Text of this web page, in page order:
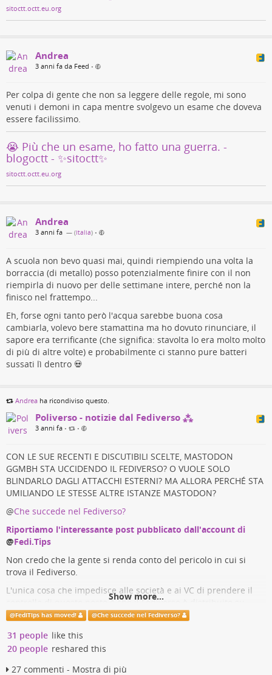
sitoctt.octt.eu.org
Andrea
3 anni fa da Feed •
Per colpa di gente che non sa leggere delle regole, mi sono
venuti i demoni in capa mentre svolgevo un esame che doveva
essere facilissimo.
😭 Più che un esame, ho fatto una guerra. -
blogoctt - ✨sitoctt✨
sitoctt.octt.eu.org
Andrea
3 anni fa — (Italia) •
A scuola non bevo quasi mai, quindi riempiendo una volta la
borraccia (di metallo) posso potenzialmente finire con il non
riempirla di nuovo per delle settimane intere, perché non la
finisco nel frattempo...
Eh, forse ogni tanto però l'acqua sarebbe buona cosa
cambiarla, volevo bere stamattina ma ho dovuto rinunciare, il
sapore era terrificante (che significa: stavolta lo era molto molto
di più di altre volte) e probabilmente ci stanno pure batteri
sussati lì dentro 💀
Andrea ha ricondiviso questo.
Poliverso - notizie dal Fediverso ⁂
3 anni fa • •
CON LE SUE RECENTI E DISCUTIBILI SCELTE, MASTODON
GGMBH STA UCCIDENDO IL FEDIVERSO? O VUOLE SOLO
BLINDARLO DAGLI ATTACCHI ESTERNI? MA ALLORA PERCHÉ STA
UMILIANDO LE STESSE ALTRE ISTANZE MASTODON?
@Che succede nel Fediverso?
Riportiamo l'interessante post pubblicato dall'account di
@Fedi.Tips
Non credo che la gente si renda conto del pericolo in cui si
trova il Fediverso.
L'unica cosa che impedisce alle società e ai VC di prendere il
controllo di questo posto è che il Fediverse è distribuito su
molti server diversi, il che rende molto difficile l'acquisto.
Se la maggior parte del Fediverse finisce su mastodon.social,
che ora è una forte possibilità, non ci sarà nulla che impedisca
che la maggior parte di esso venga venduta a Musk o
Zuckerberg o chiunque altro.
Show more...
@FediTips has moved! @Che succede nel Fediverso?
31 people like this
20 people reshared this
27 commenti - Mostra di più